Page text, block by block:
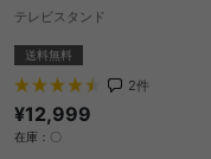
テレビスタンド
送料無料
2件
¥12,999
在庫：〇